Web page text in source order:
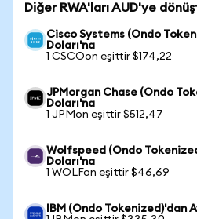
Diğer RWA'ları AUD'ye
Cisco Systems (Ondo
Doları'na
1 CSCOon eşittir $174,22
JPMorgan Chase (Ondo
Doları'na
1 JPMon eşittir $512,47
Wolfspeed (Ondo
Doları'na
1 WOLFon eşittir $46,69
IBM (Ondo Tokenized)'dan